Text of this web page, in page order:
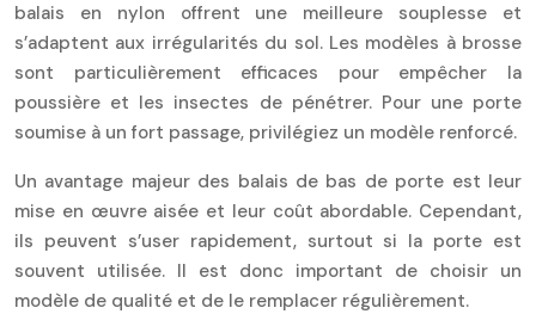
balais en nylon offrent une meilleure souplesse et
s’adaptent aux irrégularités du sol. Les modèles à brosse
sont particulièrement efficaces pour empêcher la
poussière et les insectes de pénétrer. Pour une porte
soumise à un fort passage, privilégiez un modèle renforcé.
Un avantage majeur des balais de bas de porte est leur
mise en œuvre aisée et leur coût abordable. Cependant,
ils peuvent s’user rapidement, surtout si la porte est
souvent utilisée. Il est donc important de choisir un
modèle de qualité et de le remplacer régulièrement.